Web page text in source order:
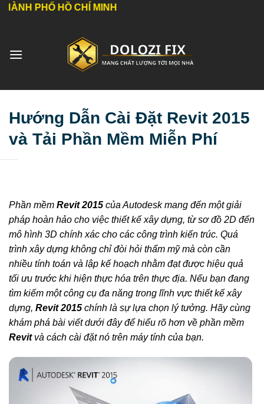
Bỏ
dung
CHÍ MINH
Hướng Dẫn Cài Đặt Revit 2015
và Tải Phần Mềm Miễn Phí
Phần mềm Revit 2015 của Autodesk mang đến một giải
pháp hoàn hảo cho việc thiết kế xây dựng, từ sơ đồ 2D đến
mô hình 3D chính xác cho các công trình kiến trúc. Quá
trình xây dựng không chỉ đòi hỏi thẩm mỹ mà còn cần
nhiều tính toán và lập kế hoạch nhằm đạt được hiệu quả
tối ưu trước khi hiện thực hóa trên thực địa. Nếu bạn đang
tìm kiếm một công cụ đa năng trong lĩnh vực thiết kế xây
dựng, Revit 2015 chính là sự lựa chọn lý tưởng. Hãy cùng
khám phá bài viết dưới đây để hiểu rõ hơn về phần mềm
Revitvà cách cài đặt nó trên máy tính của bạn.